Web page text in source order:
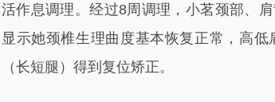
活作息调理。经过8周调理，小茗颈部、
显示她颈椎生理曲度基本恢复正常，高
（长短腿）得到复位矫正。